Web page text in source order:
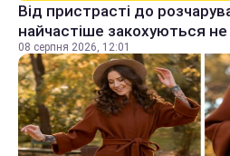
Від пристрасті до
найчастіше закохуються не
08 серпня 2026, 12:01